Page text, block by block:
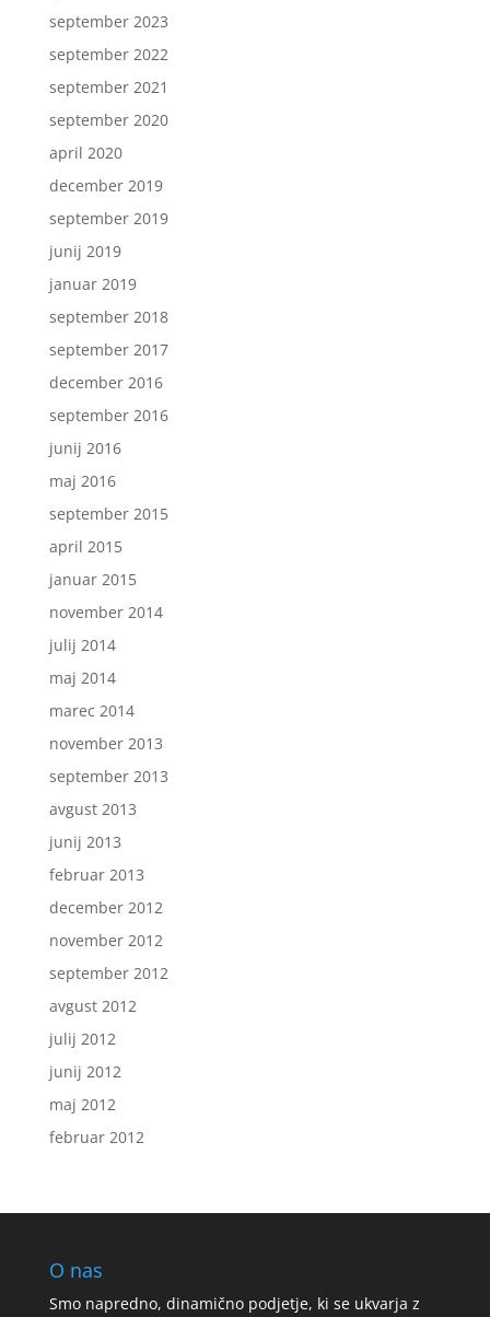
september 2023
september 2022
september 2021
september 2020
april 2020
december 2019
september 2019
junij 2019
januar 2019
september 2018
september 2017
december 2016
september 2016
junij 2016
maj 2016
september 2015
april 2015
januar 2015
november 2014
julij 2014
maj 2014
marec 2014
november 2013
september 2013
avgust 2013
junij 2013
februar 2013
december 2012
november 2012
september 2012
avgust 2012
julij 2012
junij 2012
maj 2012
februar 2012
O nas
Smo napredno, dinamično podjetje, ki se ukvarja z